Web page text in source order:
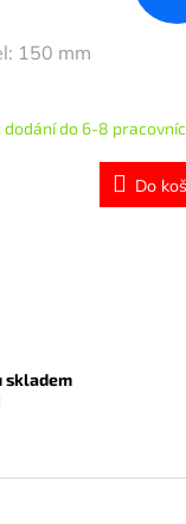
150 mm
dodání do 6-8
Do
skladem